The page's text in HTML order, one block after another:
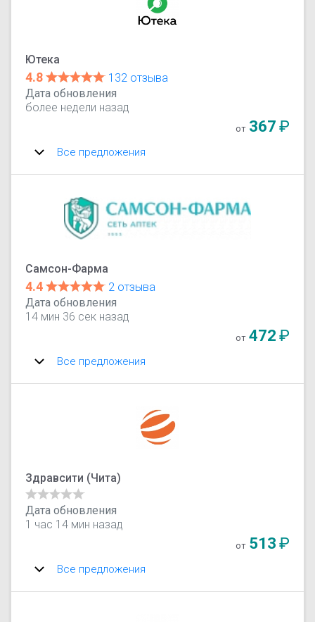
Ютека
4.8
132 отзыва
Дата обновления
более недели назад
от 367₽
Все предложения
Самсон-Фарма
4.4
2 отзыва
Дата обновления
14 мин 36 сек назад
от 472₽
Все предложения
Здравсити (‎Чита)
Дата обновления
1 час 14 мин назад
от 513₽
Все предложения